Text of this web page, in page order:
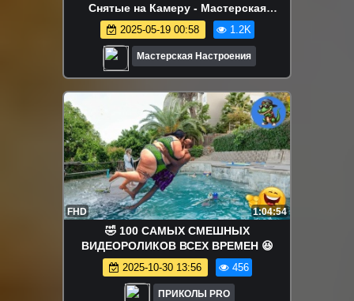
Снятые на Камеру - Мастерская
Настроения
2025-05-19 00:58 1.2K
Мастерская Настроения
FHD 1:04:54
🤣 100 САМЫХ СМЕШНЫХ
ВИДЕОРОЛИКОВ ВСЕХ ВРЕМЕН 😆
2025-10-30 13:56 456
ПРИКОЛЫ PRO